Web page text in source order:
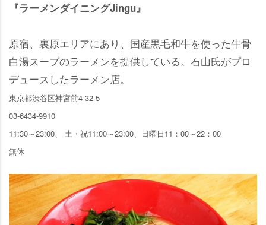
『ラーメンダイニングJingu』
原宿、裏原エリアにあり、国産黒毛和牛を使った牛骨
白湯スープのラーメンを提供している。石山氏がプロ
デュースしたラーメン店。
東京都渋谷区神宮前4-32-5
03-6434-9910
11:30～23:00、 土・祝11:00～23:00、日曜日11：00～22：00
無休